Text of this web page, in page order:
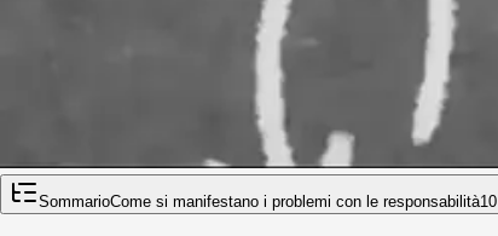
SommarioCome si manifestano i problemi con le responsabilità10